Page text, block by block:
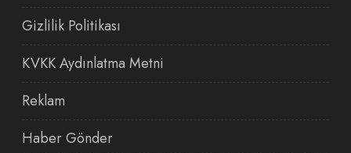
Gizlilik Politikası
KVKK Aydınlatma Metni
Reklam
Haber Gönder